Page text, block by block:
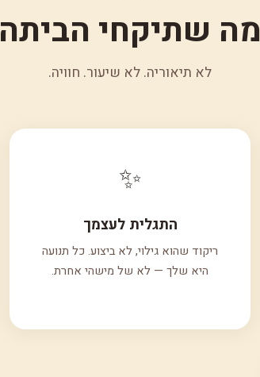
מה שתיקחי הביתה
לא תיאוריה. לא שיעור. חוויה.
✨
התגלית לעצמך
ריקוד שהוא גילוי, לא ביצוע. כל תנועה
היא שלך — לא של מישהי אחרת.